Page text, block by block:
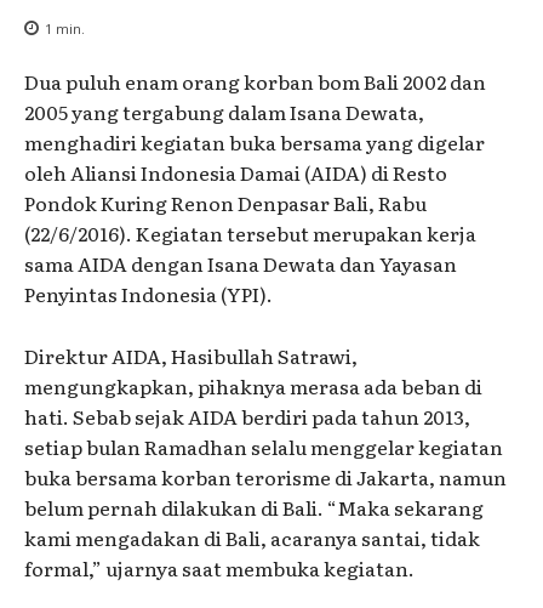
1 min.
Dua puluh enam orang korban bom Bali 2002 dan
2005 yang tergabung dalam Isana Dewata,
menghadiri kegiatan buka bersama yang digelar
oleh Aliansi Indonesia Damai (AIDA) di Resto
Pondok Kuring Renon Denpasar Bali, Rabu
(22/6/2016). Kegiatan tersebut merupakan kerja
sama AIDA dengan Isana Dewata dan Yayasan
Penyintas Indonesia (YPI).
Direktur AIDA, Hasibullah Satrawi,
mengungkapkan, pihaknya merasa ada beban di
hati. Sebab sejak AIDA berdiri pada tahun 2013,
setiap bulan Ramadhan selalu menggelar kegiatan
buka bersama korban terorisme di Jakarta, namun
belum pernah dilakukan di Bali. “Maka sekarang
kami mengadakan di Bali, acaranya santai, tidak
formal,” ujarnya saat membuka kegiatan.